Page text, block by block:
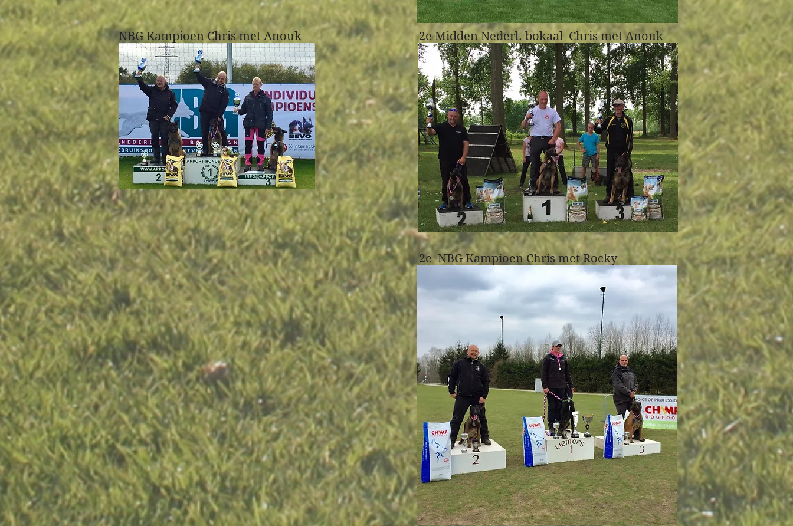
NBG Kampioen Chris met Anouk 2e Midden Nederl. bokaal Chris met Anouk
2e NBG Kampioen Chris met Rocky